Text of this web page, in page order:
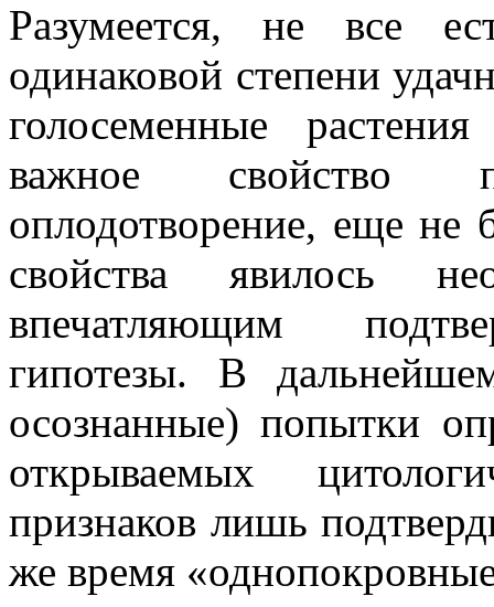
Разумеется, не все
одинаковой степени
голосеменные
важное свойство
оплодотворение, еще не
свойства явилось
впечатляющим
гипотезы. В
осознанные) попытки
открываемых
признаков лишь
же время